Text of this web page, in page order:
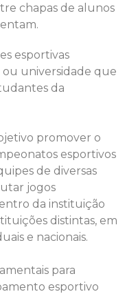
chapas de alunos
esportivas
ou universidade que
da
promover o
esportivos
de diversas
jogos
da instituição
distintas, em
e nacionais.
para
esportivo